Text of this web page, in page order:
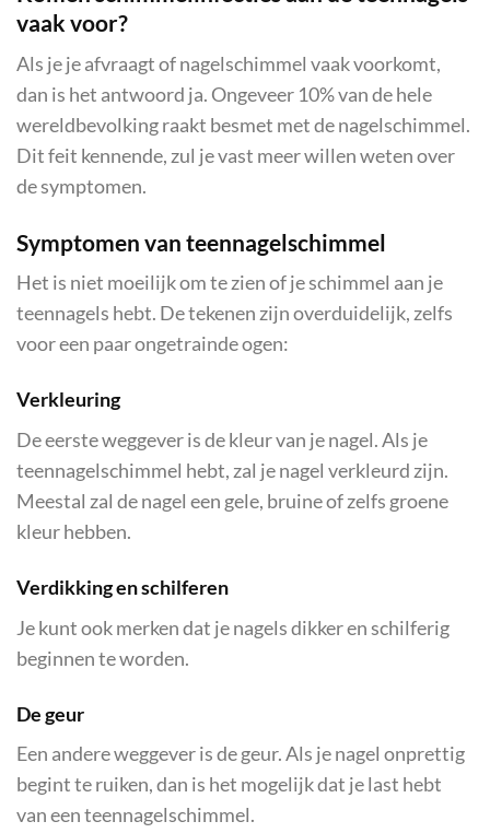
vaak voor?
Als je je afvraagt of nagelschimmel vaak voorkomt,
dan is het antwoord ja. Ongeveer 10% van de hele
wereldbevolking raakt besmet met de nagelschimmel.
Dit feit kennende, zul je vast meer willen weten over
de symptomen.
Symptomen van teennagelschimmel
Het is niet moeilijk om te zien of je schimmel aan je
teennagels hebt. De tekenen zijn overduidelijk, zelfs
voor een paar ongetrainde ogen:
Verkleuring
De eerste weggever is de kleur van je nagel. Als je
teennagelschimmel hebt, zal je nagel verkleurd zijn.
Meestal zal de nagel een gele, bruine of zelfs groene
kleur hebben.
Verdikking en schilferen
Je kunt ook merken dat je nagels dikker en schilferig
beginnen te worden.
De geur
Een andere weggever is de geur. Als je nagel onprettig
begint te ruiken, dan is het mogelijk dat je last hebt
van een teennagelschimmel.